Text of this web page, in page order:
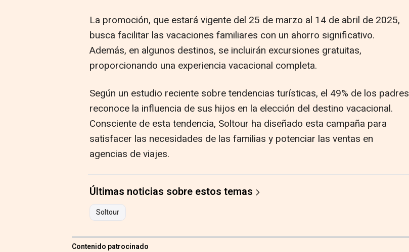
La promoción, que estará vigente del 25 de marzo al 14 de abril de 2025,
busca facilitar las vacaciones familiares con un ahorro significativo.
Además, en algunos destinos, se incluirán excursiones gratuitas,
proporcionando una experiencia vacacional completa.
Según un estudio reciente sobre tendencias turísticas, el 49% de los padres
reconoce la influencia de sus hijos en la elección del destino vacacional.
Consciente de esta tendencia, Soltour ha diseñado esta campaña para
satisfacer las necesidades de las familias y potenciar las ventas en
agencias de viajes.
Últimas noticias sobre estos temas
Soltour
Contenido patrocinado